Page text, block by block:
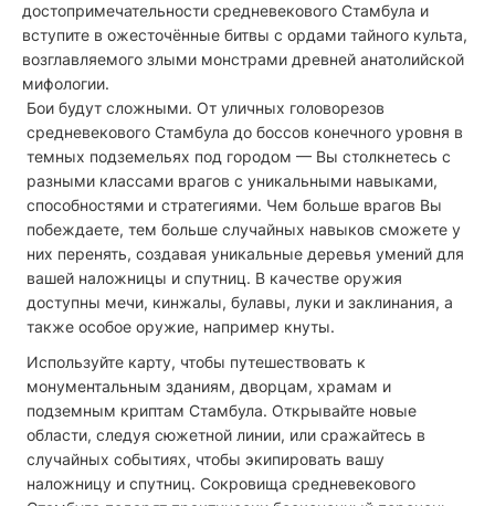
достопримечательности средневекового Стамбула и
вступите в ожесточённые битвы с ордами тайного культа,
возглавляемого злыми монстрами древней анатолийской
мифологии.
Бои будут сложными. От уличных головорезов
средневекового Стамбула до боссов конечного уровня в
темных подземельях под городом — Вы столкнетесь с
разными классами врагов с уникальными навыками,
способностями и стратегиями. Чем больше врагов Вы
побеждаете, тем больше случайных навыков сможете у
них перенять, создавая уникальные деревья умений для
вашей наложницы и спутниц. В качестве оружия
доступны мечи, кинжалы, булавы, луки и заклинания, а
также особое оружие, например кнуты.
Используйте карту, чтобы путешествовать к
монументальным зданиям, дворцам, храмам и
подземным криптам Стамбула. Открывайте новые
области, следуя сюжетной линии, или сражайтесь в
случайных событиях, чтобы экипировать вашу
наложницу и спутниц. Сокровища средневекового